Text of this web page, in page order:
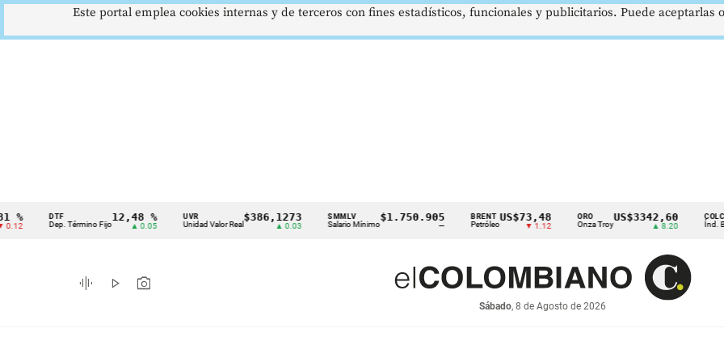
Cintillo
indicadores
económicos
Dep. Término Fijo
12,48 %
▲ 0.05 Unidad Valor Real
$386,1273
▲ 0.03
SMMLV
Salario Mínimo
$1.750.905 BRENT
Petróleo
US$73,48
▼ 1.12 Onza Troy
US$3342,60
▲ 8.20
COLCAP
Índ. Bursátil
graphic_eq play_arrow photo_camera
Sábado, 8 de Agosto de 2026
Este portal emplea cookies internas y de terceros con fines estadísticos, funcionales y publicitarios. Puede aceptarlas